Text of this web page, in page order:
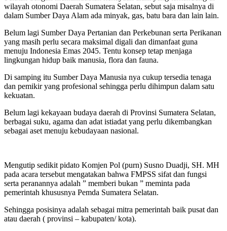
wilayah otonomi Daerah Sumatera Selatan, sebut saja misalnya di
dalam Sumber Daya Alam ada minyak, gas, batu bara dan lain lain.
Belum lagi Sumber Daya Pertanian dan Perkebunan serta Perikanan
yang masih perlu secara maksimal digali dan dimanfaat guna
menuju Indonesia Emas 2045. Tentu konsep tetap menjaga
lingkungan hidup baik manusia, flora dan fauna.
Di samping itu Sumber Daya Manusia nya cukup tersedia tenaga
dan pemikir yang profesional sehingga perlu dihimpun dalam satu
kekuatan.
Belum lagi kekayaan budaya daerah di Provinsi Sumatera Selatan,
berbagai suku, agama dan adat istiadat yang perlu dikembangkan
sebagai aset menuju kebudayaan nasional.
Mengutip sedikit pidato Komjen Pol (purn) Susno Duadji, SH. MH
pada acara tersebut mengatakan bahwa FMPSS sifat dan fungsi
serta peranannya adalah ” memberi bukan ” meminta pada
pemerintah khususnya Pemda Sumatera Selatan.
Sehingga posisinya adalah sebagai mitra pemerintah baik pusat dan
atau daerah ( provinsi – kabupaten/ kota).